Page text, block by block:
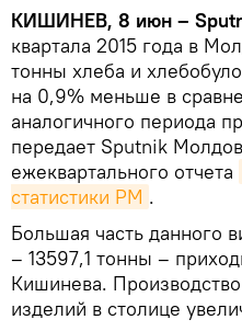
КИШИНЕВ, 8 июн –
квартала 2015 года в
тонны хлеба и
на 0,9% меньше в
аналогичного периода
передает Sputnik
ежеквартального отчета
статистики РМ .
Большая часть данного
– 13597,1 тонны –
Кишинева.
изделий в столице